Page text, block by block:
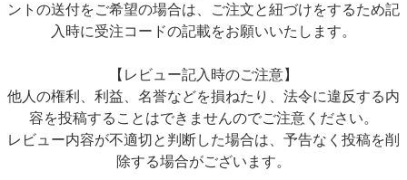
ントの送付をご希望の場合は、ご注文と紐づけをするため記
入時に受注コードの記載をお願いいたします。
【レビュー記入時のご注意】
他人の権利、利益、名誉などを損ねたり、法令に違反する内
容を投稿することはできませんのでご注意ください。
レビュー内容が不適切と判断した場合は、予告なく投稿を削
除する場合がございます。